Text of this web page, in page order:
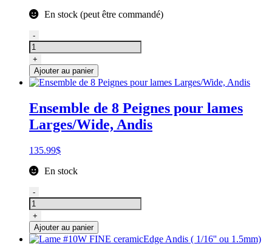
En stock (peut être commandé)
quantité
de
Batterie
Pulse
ZR
II
Supra
ZR
II
-
+
Ajouter au panier
Ensemble de 8 Peignes pour lames
Larges/Wide, Andis
135.99$
En stock
quantité
de
Ensemble
de
8
Peignes
-
+
Ajouter au panier